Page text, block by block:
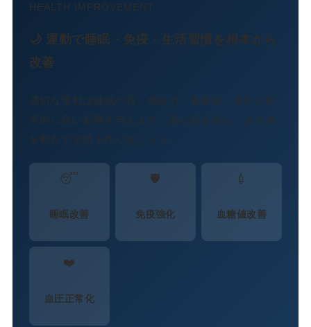
HEALTH IMPROVEMENT
🌙 運動で睡眠・免疫・生活習慣を根本から
改善
適切な運動は睡眠の質・免疫力・血糖値・血圧に科
学的に良い影響を与えます。薬に頼る前に、まず体
を動かす習慣を作りましょう。
😴
睡眠改善
🛡️
免疫強化
💉
血糖値改善
❤️
血圧正常化